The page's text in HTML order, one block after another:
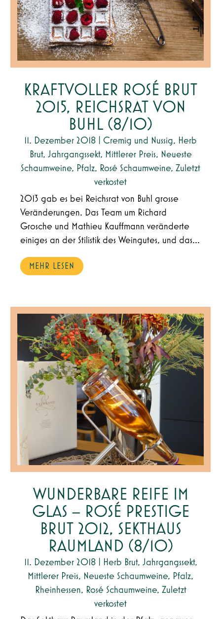
KRAFTVOLLER ROSÉ BRUT
2015, REICHSRAT VON
BUHL (8/10)
11. Dezember 2018 Cremig und Nussig, Herb
Brut, Jahrgangssekt, Mittlerer Preis, Neueste
Schaumweine, Pfalz, Rosé Schaumweine, Zuletzt
verkostet
2013 gab es bei Reichsrat von Buhl grosse
Veränderungen. Das Team um Richard
Grosche und Mathieu Kauffmann veränderte
einiges an der Stilistik des Weingutes, und das...
MEHR LESEN
WUNDERBARE REIFE IM
GLAS – ROSÉ PRESTIGE
BRUT 2012, SEKTHAUS
RAUMLAND (8/10)
11. Dezember 2018 Herb Brut, Jahrgangssekt,
Mittlerer Preis, Neueste Schaumweine, Pfalz,
Rheinhessen, Rosé Schaumweine, Zuletzt
verkostet